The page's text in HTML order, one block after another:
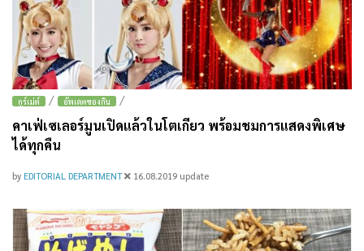
กูร์เม่ต์ / อัพเดตของกิน /
คาเฟ่เซเลอร์มูนเปิดแล้วในโตเกียว พร้อมชมการแสดงพิเศษ
ได้ทุกคืน
by EDITORIAL DEPARTMENT 16.08.2019 update